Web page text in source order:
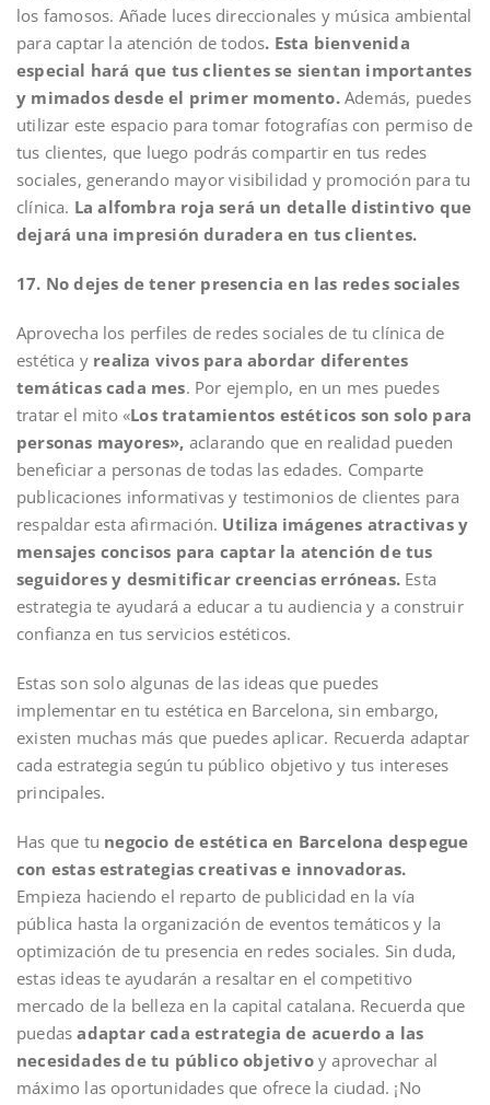
los famosos. Añade luces direccionales y música ambiental
para captar la atención de todos. Esta bienvenida
especial hará que tus clientes se sientan importantes
y mimados desde el primer momento.Además, puedes
utilizar este espacio para tomar fotografías con permiso de
tus clientes, que luego podrás compartir en tus redes
sociales, generando mayor visibilidad y promoción para tu
clínica. La alfombra roja será un detalle distintivo que
dejará una impresión duradera en tus clientes.
17. No dejes de tener presencia en las redes sociales
Aprovecha los perfiles de redes sociales de tu clínica de
estética y realiza vivos para abordar diferentes
temáticas cada mes. Por ejemplo, en un mes puedes
tratar el mito «Los tratamientos estéticos son solo para
personas mayores», aclarando que en realidad pueden
beneficiar a personas de todas las edades. Comparte
publicaciones informativas y testimonios de clientes para
respaldar esta afirmación. Utiliza imágenes atractivas y
mensajes concisos para captar la atención de tus
seguidores y desmitificar creencias erróneas. Esta
estrategia te ayudará a educar a tu audiencia y a construir
confianza en tus servicios estéticos.
Estas son solo algunas de las ideas que puedes
implementar en tu estética en Barcelona, sin embargo,
existen muchas más que puedes aplicar. Recuerda adaptar
cada estrategia según tu público objetivo y tus intereses
principales.
Has que tu negocio de estética en Barcelona despegue
con estas estrategias creativas e innovadoras.
Empieza haciendo el reparto de publicidad en la vía
pública hasta la organización de eventos temáticos y la
optimización de tu presencia en redes sociales. Sin duda,
estas ideas te ayudarán a resaltar en el competitivo
mercado de la belleza en la capital catalana. Recuerda que
puedasadaptar cada estrategia de acuerdo a las
necesidades de tu público objetivoy aprovechar al
máximo las oportunidades que ofrece la ciudad. ¡No